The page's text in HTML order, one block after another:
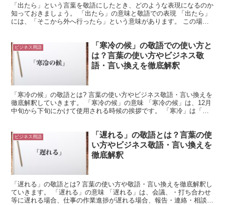
「出たら」という言葉を敬語にしたとき、どのような表現になるのか
知っておきましょう。 「出たら」の意味と敬語での表現 「出たら」
には、「そこから外へ行ったら」という意味があります。 この場合
ビジネス用語
「寒冷の候」の敬語での使い方と
は？言葉の使い方やビジネス敬
語・言い換えを徹底解釈
「寒冷の候」の敬語とは? 言葉の使い方やビジネス敬語・言い換えを
徹底解釈していきます。 「寒冷の候」の意味 「寒冷の候」は、12月
中旬から下旬にかけて使用される時候の挨拶です。 「寒冷」は「寒
ビジネス用語
「遅れる」の敬語とは？言葉の使
い方やビジネス敬語・言い換えを
徹底解釈
「遅れる」の敬語とは? 言葉の使い方や敬語・言い換えを徹底解釈し
ていきます。 「遅れる」の意味 「遅れる」は、会議、・打ち合わせ
等に遅れる場合、仕事の作業進捗が遅れる場合、報告・連絡・相談等